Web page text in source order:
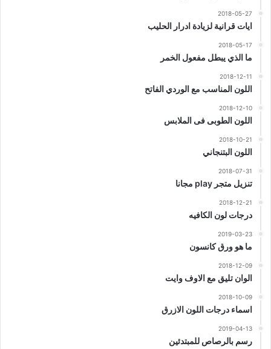
2018-05-27
ايات قرانية لزيادة ادرار الحليب
2018-05-17
ما الذي يبطل مفعول الخمر
2018-12-11
اللون المناسب مع الوردي الفاتح
2018-12-10
اللون الطوبى فى الملابس
2018-10-21
اللون البتنجاني
2018-07-31
تنزيل متجر play مجانا
2018-12-21
درجات لون الكافيه
2019-03-23
ما هو ورق كانسون
2018-12-09
الوان تليق مع الاوف وايت
2018-10-09
اسماء درجات اللون الازرق
2019-04-13
رسم بالرصاص للمبتدئين